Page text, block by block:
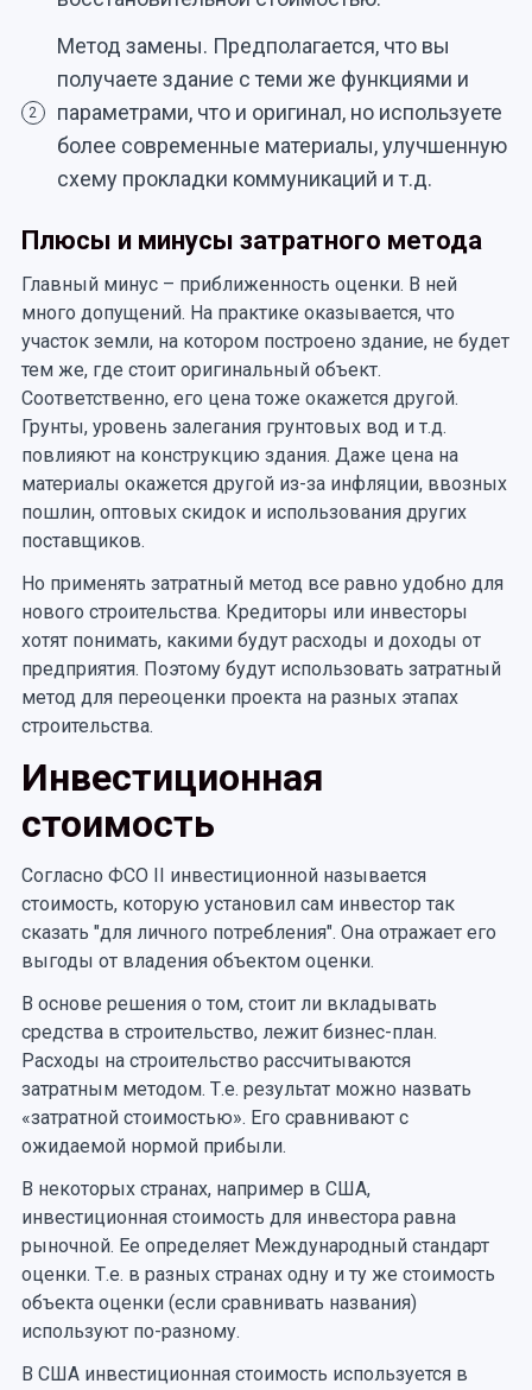
2
Метод замены. Предполагается, что вы
получаете здание с теми же функциями и
параметрами, что и оригинал, но используете
более современные материалы, улучшенную
схему прокладки коммуникаций и т.д.
Плюсы и минусы затратного метода
Главный минус – приближенность оценки. В ней
много допущений. На практике оказывается, что
участок земли, на котором построено здание, не будет
тем же, где стоит оригинальный объект.
Соответственно, его цена тоже окажется другой.
Грунты, уровень залегания грунтовых вод и т.д.
повлияют на конструкцию здания. Даже цена на
материалы окажется другой из-за инфляции, ввозных
пошлин, оптовых скидок и использования других
поставщиков.
Но применять затратный метод все равно удобно для
нового строительства. Кредиторы или инвесторы
хотят понимать, какими будут расходы и доходы от
предприятия. Поэтому будут использовать затратный
метод для переоценки проекта на разных этапах
строительства.
Инвестиционная
стоимость
Согласно ФСО II инвестиционной называется
стоимость, которую установил сам инвестор так
сказать "для личного потребления". Она отражает его
выгоды от владения объектом оценки.
В основе решения о том, стоит ли вкладывать
средства в строительство, лежит бизнес-план.
Расходы на строительство рассчитываются
затратным методом. Т.е. результат можно назвать
«затратной стоимостью». Его сравнивают с
ожидаемой нормой прибыли.
В некоторых странах, например в США,
инвестиционная стоимость для инвестора равна
рыночной. Ее определяет Международный стандарт
оценки. Т.е. в разных странах одну и ту же стоимость
объекта оценки (если сравнивать названия)
используют по-разному.
В США инвестиционная стоимость используется в